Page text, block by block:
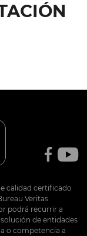
calidad certificado
Veritas
podrá recurrir a
de entidades
o competencia a